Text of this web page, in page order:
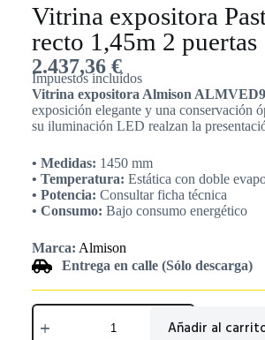
Vitrina expositora
recto 1,45m 2 puertas
2.437,36 €
Impuestos incluídos
Vitrina expositora Almison
exposición elegante y una conservación
su iluminación LED realzan la
• Medidas: 1450 mm
• Temperatura: Estática con doble
• Potencia: Consultar ficha técnica
• Consumo: Bajo consumo energético
Marca: Almison
Entrega en calle (Sólo descarga)
Añadir al